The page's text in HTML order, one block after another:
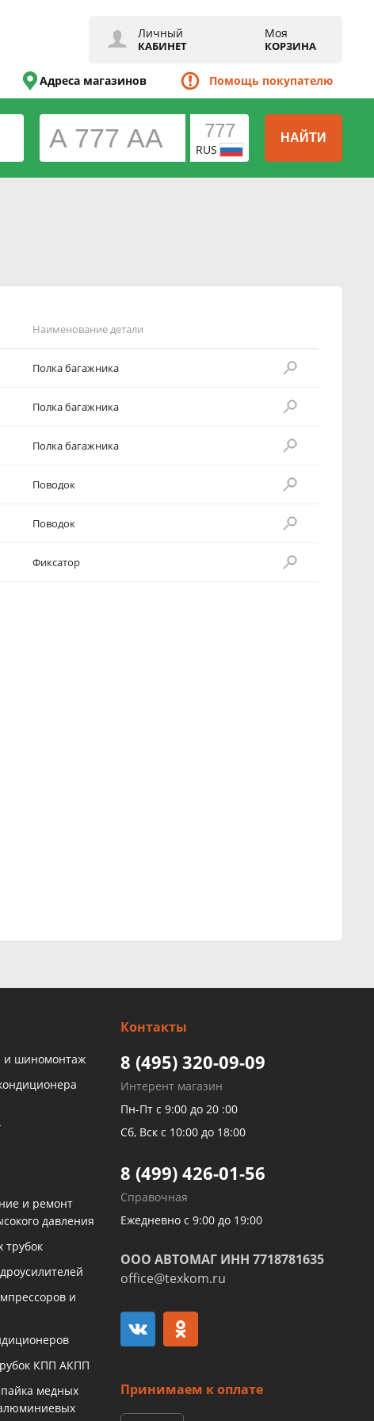
Личный
КАБИНЕТ
Моя
КОРЗИНА
Адреса магазинов Помощь покупателю
RUS
НАЙТИ
Наименование детали
Полка багажника
Полка багажника
Полка багажника
Поводок
Поводок
Фиксатор
и шиномонтаж
и ремонт
давления
трубок
и
КПП АКПП
пайка медных
Контакты
8 (495) 320-09-09
Интерент магазин
Пн-Пт с 9:00 до 20 :00
Сб, Вск с 10:00 до 18:00
8 (499) 426-01-56
Справочная
Ежедневно с 9:00 до 19:00
ООО АВТОМАГ ИНН 7718781635
office@texkom.ru
Принимаем к оплате